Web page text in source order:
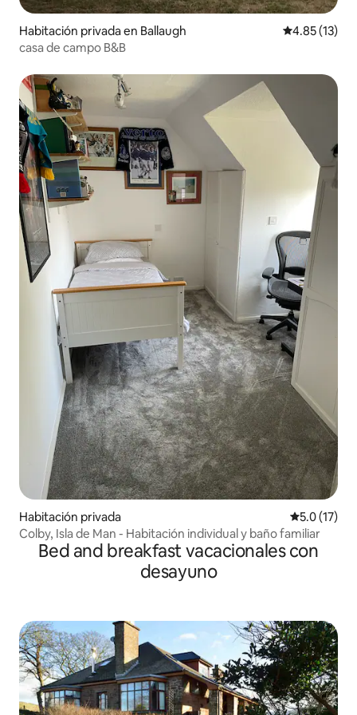
Habitación privada en Ballaugh Calificación
4.85 (13)
casa de campo B&B
Habitación privada Calificación
5.0 (17)
Colby, Isla de Man - Habitación individual y baño familiar
Bed and breakfast vacacionales con
desayuno